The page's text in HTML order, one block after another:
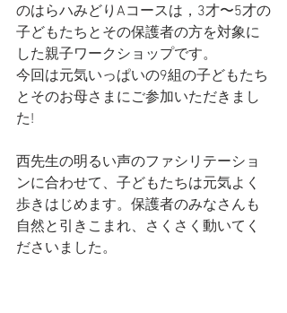
のはらハみどりAコースは，3才〜5才の
子どもたちとその保護者の方を対象に
した親子ワークショップです。
今回は元気いっぱいの9組の子どもたち
とそのお母さまにご参加いただきまし
た!
西先生の明るい声のファシリテーショ
ンに合わせて、子どもたちは元気よく
歩きはじめます。保護者のみなさんも
自然と引きこまれ、さくさく動いてく
ださいました。